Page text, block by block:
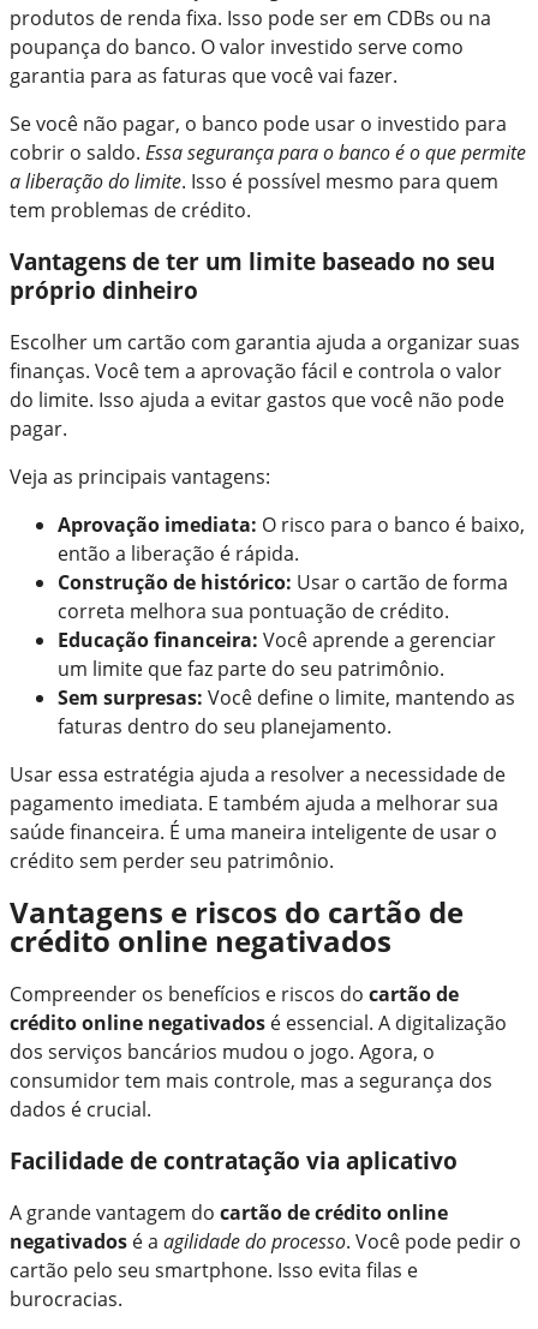
produtos de renda fixa. Isso pode ser em CDBs ou na
poupança do banco. O valor investido serve como
garantia para as faturas que você vai fazer.
Se você não pagar, o banco pode usar o investido para
cobrir o saldo. Essa segurança para o banco é o que permite
a liberação do limite. Isso é possível mesmo para quem
tem problemas de crédito.
Vantagens de ter um limite baseado no seu
próprio dinheiro
Escolher um cartão com garantia ajuda a organizar suas
finanças. Você tem a aprovação fácil e controla o valor
do limite. Isso ajuda a evitar gastos que você não pode
pagar.
Veja as principais vantagens:
Aprovação imediata: O risco para o banco é baixo,
então a liberação é rápida.
Construção de histórico: Usar o cartão de forma
correta melhora sua pontuação de crédito.
Educação financeira: Você aprende a gerenciar
um limite que faz parte do seu patrimônio.
Sem surpresas: Você define o limite, mantendo as
faturas dentro do seu planejamento.
Usar essa estratégia ajuda a resolver a necessidade de
pagamento imediata. E também ajuda a melhorar sua
saúde financeira. É uma maneira inteligente de usar o
crédito sem perder seu patrimônio.
Vantagens e riscos do cartão de
crédito online negativados
Compreender os benefícios e riscos do cartão de
crédito online negativados é essencial. A digitalização
dos serviços bancários mudou o jogo. Agora, o
consumidor tem mais controle, mas a segurança dos
dados é crucial.
Facilidade de contratação via aplicativo
A grande vantagem do cartão de crédito online
negativados é a agilidade do processo. Você pode pedir o
cartão pelo seu smartphone. Isso evita filas e
burocracias.